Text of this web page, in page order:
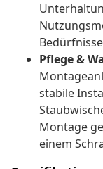
Pflege &
stabile
Montage
einem